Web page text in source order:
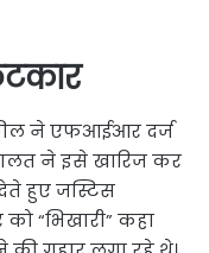
ने एफआईआर दर्ज
ने इसे खारिज कर
देते हुए जस्टिस
“भिखारी” कहा